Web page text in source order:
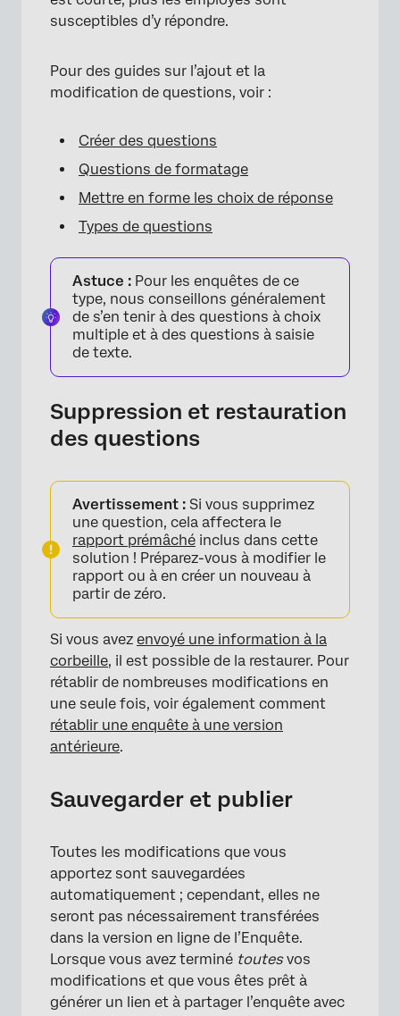
susceptibles d’y répondre.
Pour des guides sur l’ajout et la
modification de questions, voir :
Créer des questions
Questions de formatage
Mettre en forme les choix de réponse
Types de questions
Astuce : Pour les enquêtes de ce
type, nous conseillons généralement
de s’en tenir à des questions à choix
multiple et à des questions à saisie
de texte.
Suppression et restauration
des questions
Avertissement : Si vous supprimez
une question, cela affectera le
rapport prémâché inclus dans cette
solution ! Préparez-vous à modifier le
rapport ou à en créer un nouveau à
partir de zéro.
Si vous avez envoyé une information à la
corbeille, il est possible de la restaurer. Pour
rétablir de nombreuses modifications en
une seule fois, voir également comment
rétablir une enquête à une version
antérieure.
Sauvegarder et publier
Toutes les modifications que vous
apportez sont sauvegardées
automatiquement ; cependant, elles ne
seront pas nécessairement transférées
dans la version en ligne de l’Enquête.
Lorsque vous avez terminé toutesvos
modifications et que vous êtes prêt à
générer un lien et à partager l’enquête avec